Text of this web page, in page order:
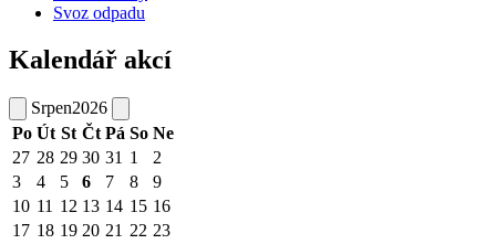
Svoz odpadu
Kalendář akcí
Srpen2026
Po Út St Čt Pá So Ne
27 28 29 30 31 1
2
3
4 5 6 7 8
9
10 11 12 13 14 15 16
17 18 19 20 21 22 23